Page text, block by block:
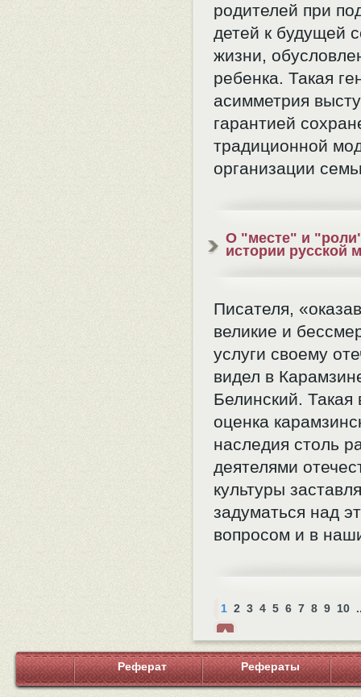
родителей при
детей к будущей
жизни,
ребенка. Такая
асимметрия
гарантией
традиционной
организации
О "месте" и
истории русской
Писателя,
великие и
услуги своему
видел в
Белинский. Такая
оценка
наследия столь
деятелями
культуры
задуматься над
вопросом и в
1 2 3 4 5 6 7 8 9 10
Нав
ерх
Реферат Рефераты